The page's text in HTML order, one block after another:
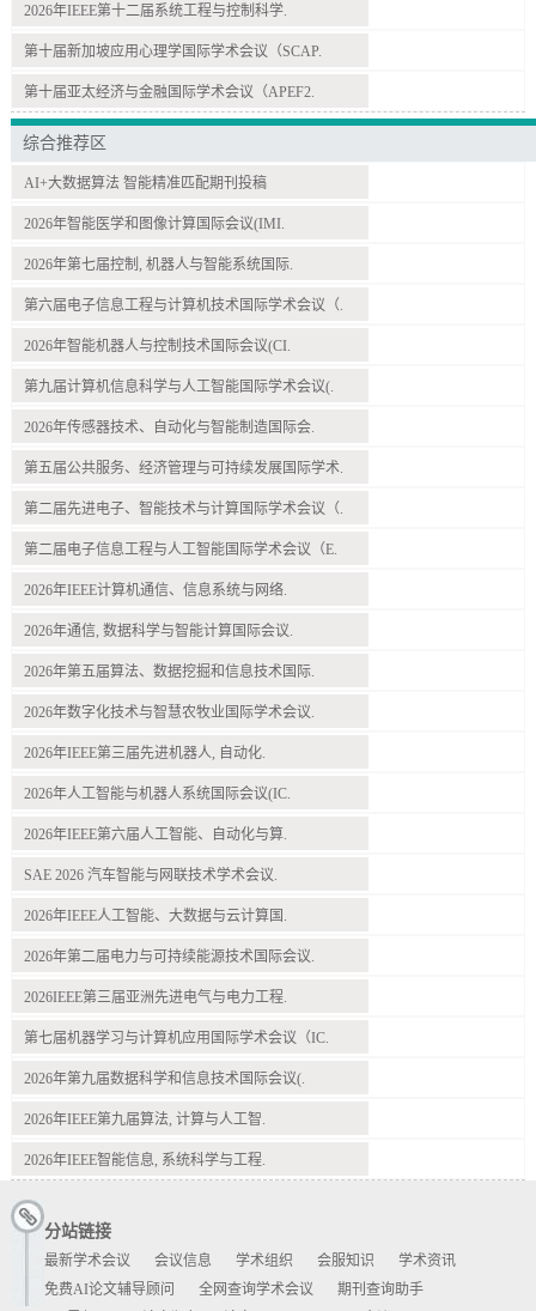
2026年IEEE第十二届系统工程与控制科学.
第十届新加坡应用心理学国际学术会议（SCAP.
第十届亚太经济与金融国际学术会议（APEF2.
综合推荐区
AI+大数据算法 智能精准匹配期刊投稿
2026年智能医学和图像计算国际会议(IMI.
2026年第七届控制, 机器人与智能系统国际.
第六届电子信息工程与计算机技术国际学术会议（.
2026年智能机器人与控制技术国际会议(CI.
第九届计算机信息科学与人工智能国际学术会议(.
2026年传感器技术、自动化与智能制造国际会.
第五届公共服务、经济管理与可持续发展国际学术.
第二届先进电子、智能技术与计算国际学术会议（.
第二届电子信息工程与人工智能国际学术会议（E.
2026年IEEE计算机通信、信息系统与网络.
2026年通信, 数据科学与智能计算国际会议.
2026年第五届算法、数据挖掘和信息技术国际.
2026年数字化技术与智慧农牧业国际学术会议.
2026年IEEE第三届先进机器人, 自动化.
2026年人工智能与机器人系统国际会议(IC.
2026年IEEE第六届人工智能、自动化与算.
SAE 2026 汽车智能与网联技术学术会议.
2026年IEEE人工智能、大数据与云计算国.
2026年第二届电力与可持续能源技术国际会议.
2026IEEE第三届亚洲先进电气与电力工程.
第七届机器学习与计算机应用国际学术会议（IC.
2026年第九届数据科学和信息技术国际会议(.
2026年IEEE第九届算法, 计算与人工智.
2026年IEEE智能信息, 系统科学与工程.
分站链接
最新学术会议 会议信息 学术组织 会服知识
学术资讯
免费AI论文辅导顾问
全网查询学术会议
期刊查询助手